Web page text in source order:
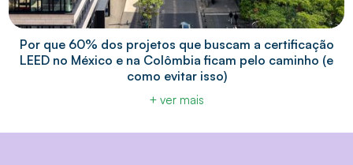
Por que 60% dos projetos que buscam a certificação
LEED no México e na Colômbia ficam pelo caminho (e
como evitar isso)
+ ver mais